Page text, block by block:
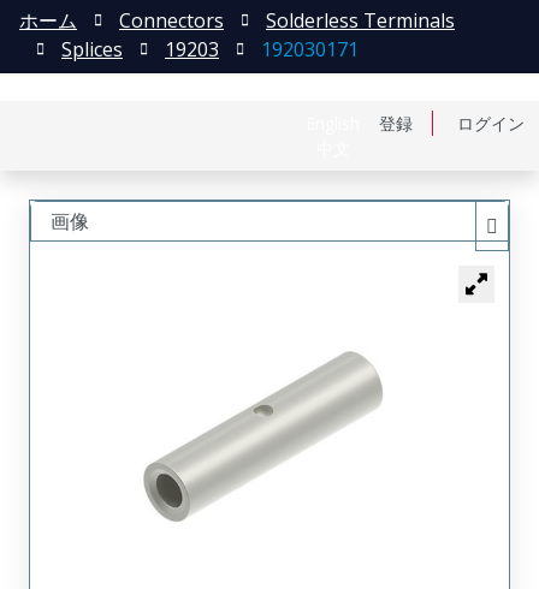
登録 ログイン
ホーム Connectors
Solderless Terminals
Splices
19203 192030171
画像